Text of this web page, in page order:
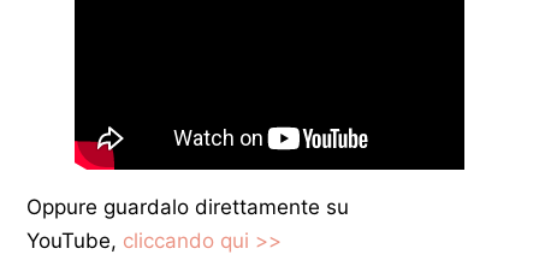
Oppure guardalo direttamente su
YouTube, cliccando qui >>